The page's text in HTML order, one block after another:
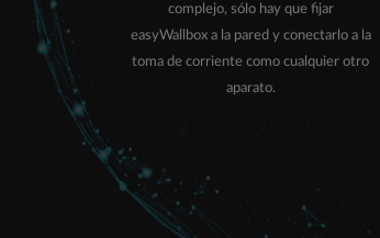
complejo, sólo hay que fijar
easyWallbox a la pared y conectarlo a la
toma de corriente como cualquier otro
aparato.